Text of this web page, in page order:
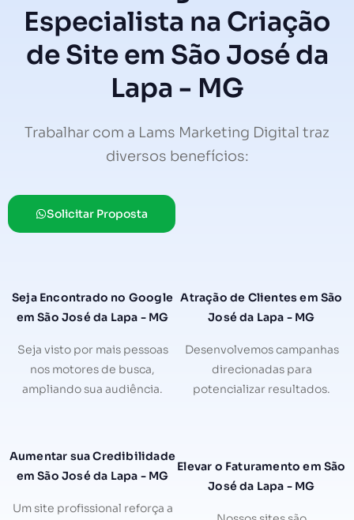
Especialista na Criação
de Site em São José da
Lapa - MG
Trabalhar com a Lams Marketing Digital traz
diversos benefícios:
Solicitar Proposta
Seja Encontrado no Google
em São José da Lapa - MG
Seja visto por mais pessoas
nos motores de busca,
ampliando sua audiência.
Atração de Clientes em São
José da Lapa - MG
Desenvolvemos campanhas
direcionadas para
potencializar resultados.
Aumentar sua Credibilidade
em São José da Lapa - MG
Um site profissional reforça a
Elevar o Faturamento em São
José da Lapa - MG